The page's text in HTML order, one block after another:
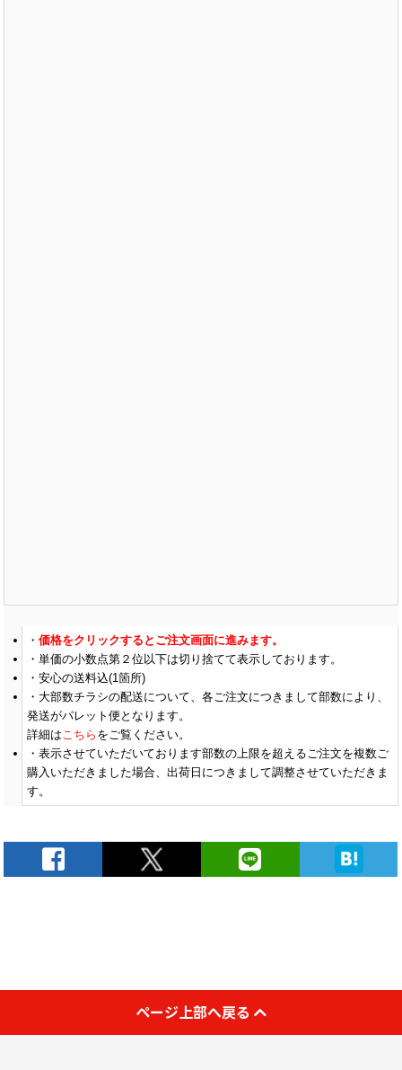
価格をクリックするとご注文画面に進みます。
単価の小数点第２位以下は切り捨てて表示しております。
安心の送料込(1箇所)
大部数チラシの配送について、各ご注文につきまして部数により、
発送がパレット便となります。
詳細は こちら をご覧ください。
表示させていただいております部数の上限を超えるご注文を複数ご
購入いただきました場合、出荷日につきまして調整させていただきま
す。
ページ上部へ戻る